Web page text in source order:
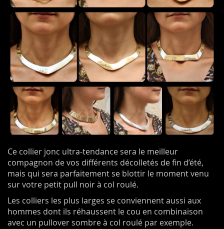
Ce collier jonc ultra-tendance sera le meilleur
compagnon de vos différents décolletés de fin d’été,
mais qui sera parfaitement se blottir le moment venu
sur votre petit pull noir à col roulé.
Les colliers les plus larges se conviennent aussi aux
hommes dont ils réhaussent le cou en combinaison
avec un pullover sombre à col roulé par exemple.